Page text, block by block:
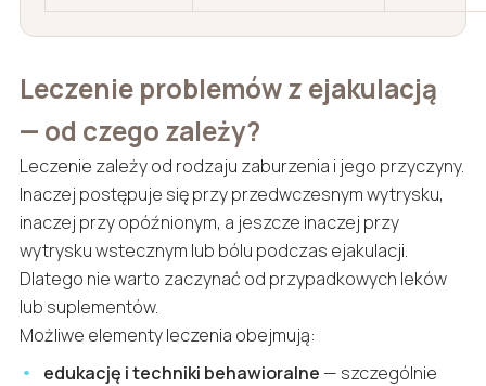
Leczenie problemów z ejakulacją
— od czego zależy?
Leczenie zależy od rodzaju zaburzenia i jego przyczyny.
Inaczej postępuje się przy przedwczesnym wytrysku,
inaczej przy opóźnionym, a jeszcze inaczej przy
wytrysku wstecznym lub bólu podczas ejakulacji.
Dlatego nie warto zaczynać od przypadkowych leków
lub suplementów.
Możliwe elementy leczenia obejmują:
edukację i techniki behawioralne — szczególnie